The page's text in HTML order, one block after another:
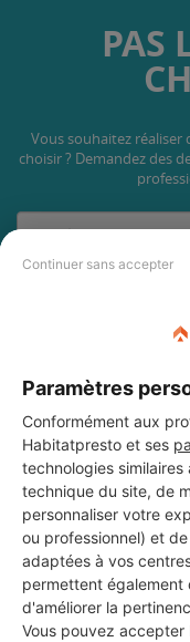
Continuer sans accepter
Paramètres
Conformément aux
Habitatpresto et ses
technologies similaires
technique du site, de
personnaliser votre
ou professionnel) et
adaptées à vos
permettent également
d'améliorer la
Vous pouvez accepter
PAS
Vous souhaitez réaliser
choisir ? Demandez des
Les 2
vos
Jbg-